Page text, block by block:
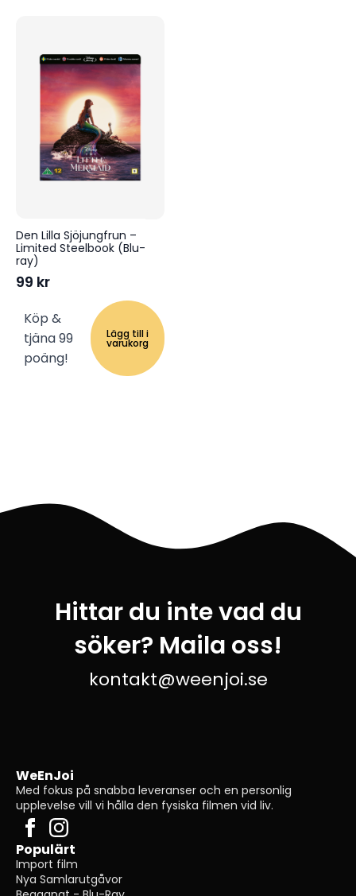
Den Lilla Sjöjungfrun –
Limited Steelbook (Blu-
ray)
99 kr
Köp &
tjäna 99
poäng!
Lägg till i
varukorg
Hittar du inte vad du
söker? Maila oss!
kontakt@weenjoi.se
WeEnJoi
Med fokus på snabba leveranser och en personlig
upplevelse vill vi hålla den fysiska filmen vid liv.
Populärt
Import film
Nya Samlarutgåvor